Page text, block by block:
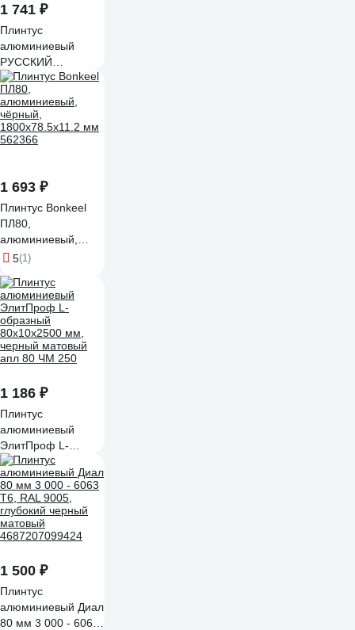
1 741 ₽
Плинтус
алюминиевый
РУССКИЙ
ПРОФИЛЬ 60 мм,
2,5 м, анод. бронза,
матовый
4680427118517
1 693 ₽
Плинтус Bonkeel
ПЛ80,
алюминиевый,
чёрный,
562366
5(1)
1 186 ₽
Плинтус
алюминиевый
ЭлитПроф L-
образный
80x10x2500 мм,
черный матовый
апл 80 ЧМ 250
1 500 ₽
Плинтус
алюминиевый Диал
80 мм 3 000 - 6063